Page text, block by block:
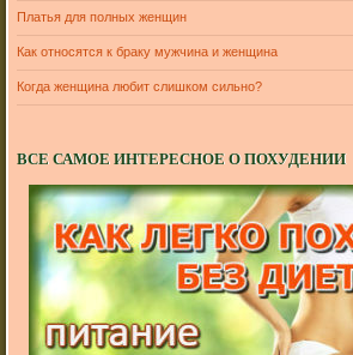
Платья для полных женщин
Как относятся к браку мужчина и женщина
Когда женщина любит слишком сильно?
ВСЕ САМОЕ ИНТЕРЕСНОЕ О ПОХУДЕНИИ